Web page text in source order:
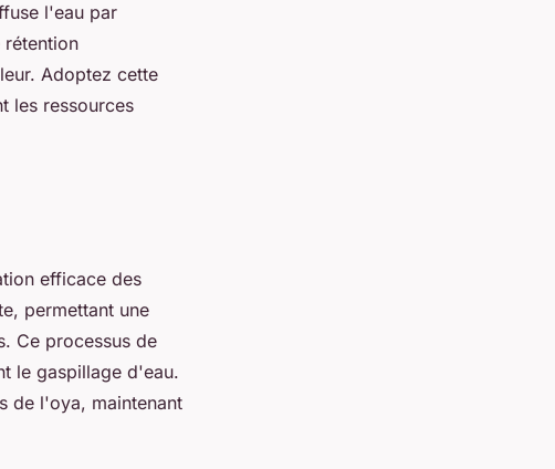
l'eau par
Adoptez cette
les ressources
efficace des
permettant une
Ce processus de
le gaspillage d'eau.
de l'oya, maintenant